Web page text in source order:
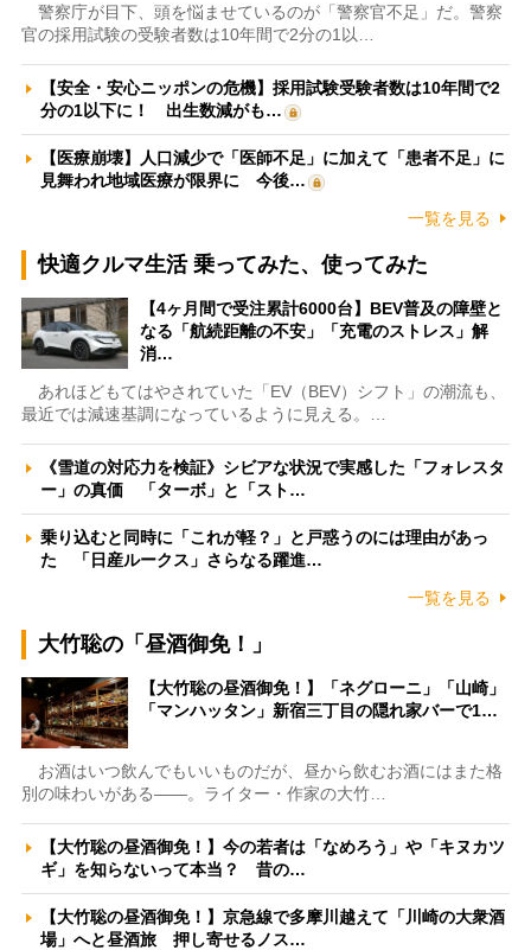
警察庁が目下、頭を悩ませているのが「警察官不足」だ。警察
官の採用試験の受験者数は10年間で2分の1以…
【安全・安心ニッポンの危機】採用試験受験者数は10年間で2
分の1以下に！ 出生数減がも…
【医療崩壊】人口減少で「医師不足」に加えて「患者不足」に
見舞われ地域医療が限界に 今後…
一覧を見る
快適クルマ生活 乗ってみた、使ってみた
【4ヶ月間で受注累計6000台】BEV普及の障壁と
なる「航続距離の不安」「充電のストレス」解
消…
あれほどもてはやされていた「EV（BEV）シフト」の潮流も、
最近では減速基調になっているように見える。…
《雪道の対応力を検証》シビアな状況で実感した「フォレスタ
ー」の真価 「ターボ」と「スト…
乗り込むと同時に「これが軽？」と戸惑うのには理由があっ
た 「日産ルークス」さらなる躍進…
一覧を見る
大竹聡の「昼酒御免！」
【大竹聡の昼酒御免！】「ネグローニ」「山崎」
「マンハッタン」新宿三丁目の隠れ家バーで1…
お酒はいつ飲んでもいいものだが、昼から飲むお酒にはまた格
別の味わいがある――。ライター・作家の大竹…
【大竹聡の昼酒御免！】今の若者は「なめろう」や「キヌカツ
ギ」を知らないって本当？ 昔の…
【大竹聡の昼酒御免！】京急線で多摩川越えて「川崎の大衆酒
場」へと昼酒旅 押し寄せるノス…